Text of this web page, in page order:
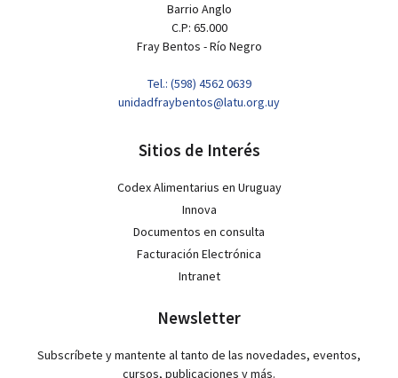
Barrio Anglo
C.P: 65.000
Fray Bentos - Río Negro
Tel.: (598) 4562 0639
unidadfraybentos@latu.org.uy
Sitios de Interés
Codex Alimentarius en Uruguay
Innova
Documentos en consulta
Facturación Electrónica
Intranet
Newsletter
Subscríbete y mantente al tanto de las novedades, eventos,
cursos, publicaciones y más.